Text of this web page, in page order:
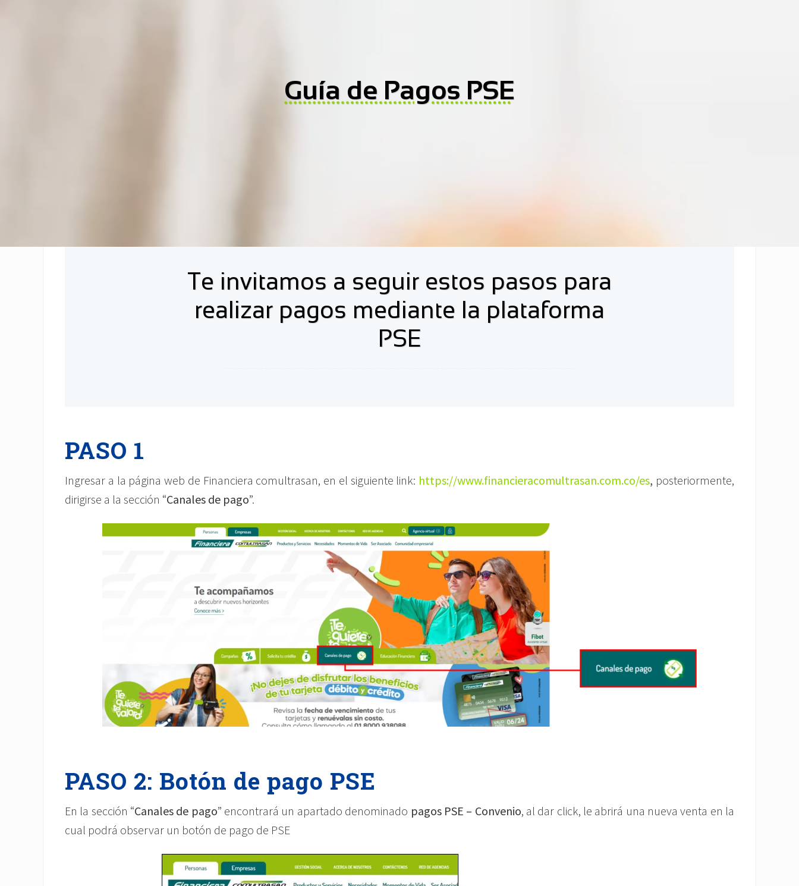
Guía de Pagos PSE
Te invitamos a seguir estos pasos para
realizar pagos mediante la plataforma
PSE
PASO 1
Ingresar a la página web de Financiera comultrasan, en el siguiente link: https://www.financieracomultrasan.com.co/es, posteriormente,
dirigirse a la sección “Canales de pago”.
PASO 2: Botón de pago PSE
En la sección “Canales de pago” encontrará un apartado denominado pagos PSE – Convenio, al dar click, le abrirá una nueva venta en la
cual podrá observar un botón de pago de PSE